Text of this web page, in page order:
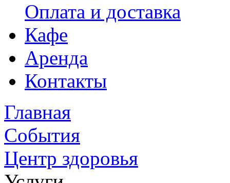
Оплата и доставка
Кафе
Аренда
Контакты
Главная
События
Центр здоровья